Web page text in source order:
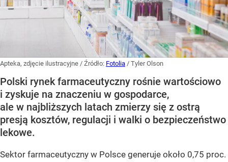
Apteka, zdjęcie ilustracyjne / Źródło: Fotolia / Tyler Olson
Polski rynek farmaceutyczny rośnie wartościowo
i zyskuje na znaczeniu w gospodarce,
ale w najbliższych latach zmierzy się z ostrą
presją kosztów, regulacji i walki o bezpieczeństwo
lekowe.
Sektor farmaceutyczny w Polsce generuje około 0,75 proc.